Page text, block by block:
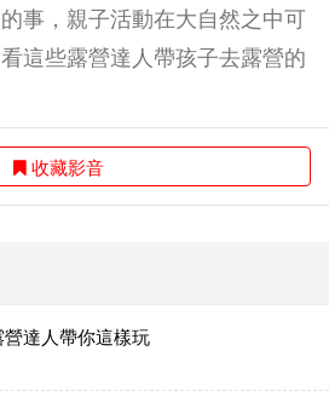
事，親子活動在大自然之中可
這些露營達人帶孩子去露營的
收藏影音
達人帶你這樣玩